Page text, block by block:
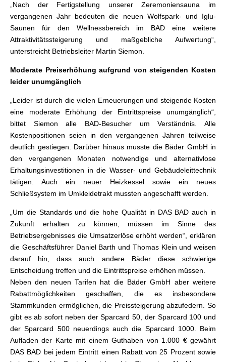
„Nach der Fertigstellung unserer Zeremoniensauna im
vergangenen Jahr bedeuten die neuen Wolfspark- und Iglu-
Saunen für den Wellnessbereich im BAD eine weitere
Attraktivitätssteigerung und maßgebliche Aufwertung“,
unterstreicht Betriebsleiter Martin Siemon.
Moderate Preiserhöhung aufgrund von steigenden Kosten
leider unumgänglich
„Leider ist durch die vielen Erneuerungen und steigende Kosten
eine moderate Erhöhung der Eintrittspreise unumgänglich“,
bittet Siemon alle BAD-Besucher um Verständnis. Alle
Kostenpositionen seien in den vergangenen Jahren teilweise
deutlich gestiegen. Darüber hinaus musste die Bäder GmbH in
den vergangenen Monaten notwendige und alternativlose
Erhaltungsinvestitionen in die Wasser- und Gebäudeleittechnik
tätigen. Auch ein neuer Heizkessel sowie ein neues
Schließsystem im Umkleidetrakt mussten angeschafft werden.
„Um die Standards und die hohe Qualität in DAS BAD auch in
Zukunft erhalten zu können, müssen im Sinne des
Betriebsergebnisses die Umsatzerlöse erhöht werden“, erklären
die Geschäftsführer Daniel Barth und Thomas Klein und weisen
darauf hin, dass auch andere Bäder diese schwierige
Entscheidung treffen und die Eintrittspreise erhöhen müssen.
Neben den neuen Tarifen hat die Bäder GmbH aber weitere
Rabattmöglichkeiten geschaffen, die es insbesondere
Stammkunden ermöglichen, die Preissteigerung abzufedern. So
gibt es ab sofort neben der Sparcard 50, der Sparcard 100 und
der Sparcard 500 neuerdings auch die Sparcard 1000. Beim
Aufladen der Karte mit einem Guthaben von 1.000 € gewährt
DAS BAD bei jedem Eintritt einen Rabatt von 25 Prozent sowie